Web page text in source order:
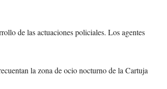
de las actuaciones policiales. Los agentes
la zona de ocio nocturno de la Cartuja